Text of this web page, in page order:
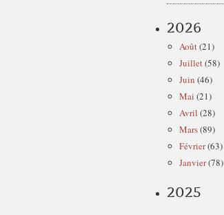
2026
Août(21)
Juillet(58)
Juin (46)
Mai (21)
Avril (28)
Mars(89)
Février(63)
Janvier(78)
2025